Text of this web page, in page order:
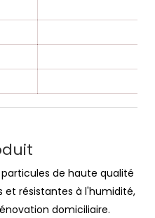
de haute qualité
et résistantes à l'humidité,
domiciliaire.